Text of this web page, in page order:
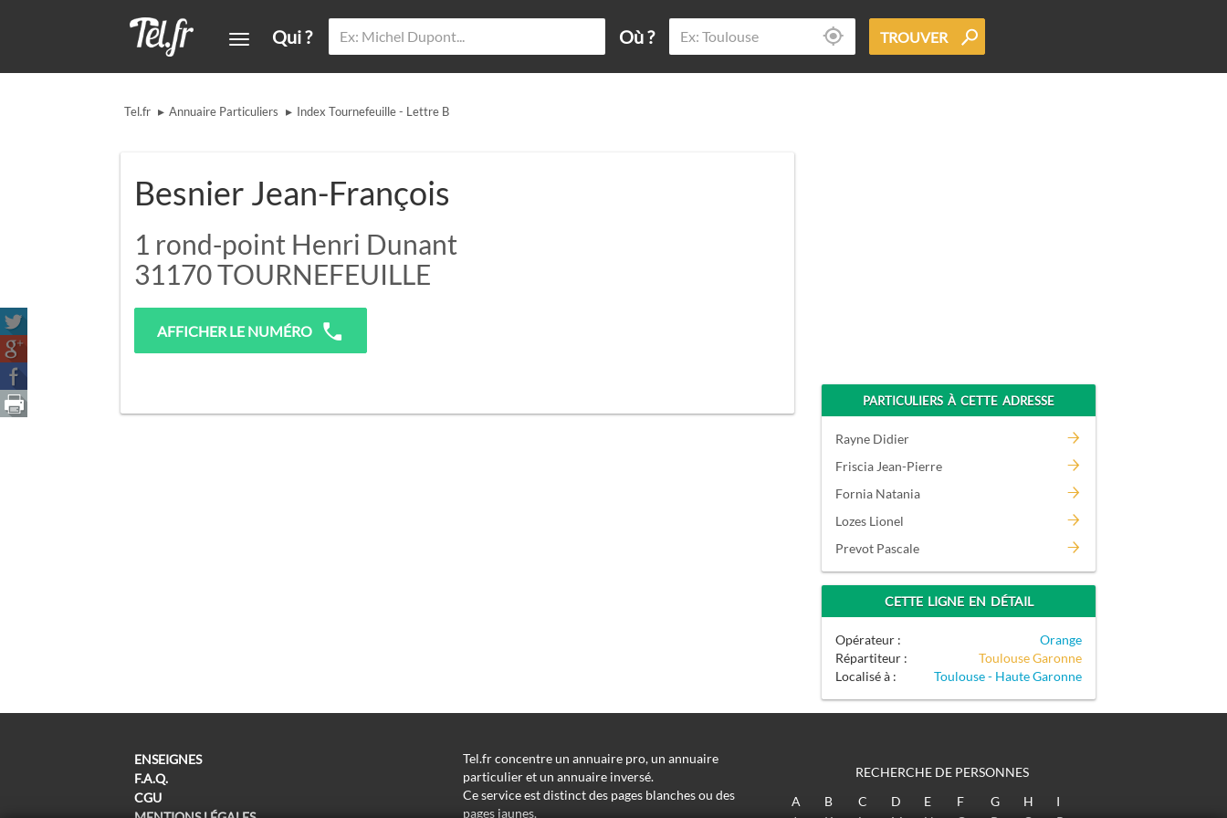
Qui ? Où ? TROUVER
Tel.fr ▸ Annuaire Particuliers ▸ Index Tournefeuille - Lettre B
Besnier Jean-François
1 rond-point Henri Dunant
31170TOURNEFEUILLE
AFFICHER LE NUMÉRO
PARTICULIERS À CETTE ADRESSE
Rayne Didier
Friscia Jean-Pierre
Fornia Natania
Lozes Lionel
Prevot Pascale
CETTE LIGNE EN DÉTAIL
Opérateur :
Orange
Répartiteur :
Toulouse Garonne
Localisé à :
Toulouse - Haute Garonne
ENSEIGNES
F.A.Q.
CGU
Tel.fr concentre un annuaire pro, un annuaire
particulier et un annuaire inversé.
Ce service est distinct des pages blanches ou des
pages jaunes.
RECHERCHE DE PERSONNES
A
B C D E F G H
I